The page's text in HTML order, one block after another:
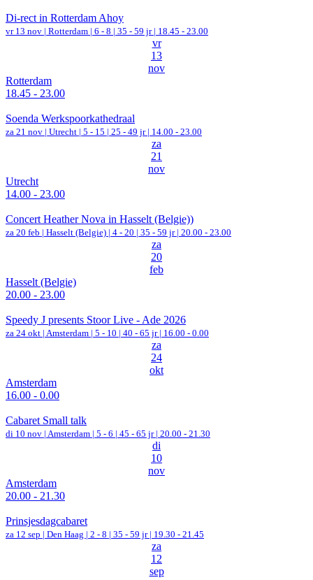
Di-rect in Rotterdam Ahoy
vr 13 nov | Rotterdam | 6 - 8 | 35 - 59 jr | 18.45 - 23.00
vr
13
nov
Rotterdam
18.45 - 23.00
Soenda Werkspoorkathedraal
za 21 nov | Utrecht | 5 - 15 | 25 - 49 jr | 14.00 - 23.00
za
21
nov
Utrecht
14.00 - 23.00
Concert Heather Nova in Hasselt (Belgie))
za 20 feb | Hasselt (Belgie) | 4 - 20 | 35 - 59 jr | 20.00 - 23.00
za
20
feb
Hasselt (Belgie)
20.00 - 23.00
Speedy J presents Stoor Live - Ade 2026
za 24 okt | Amsterdam | 5 - 10 | 40 - 65 jr | 16.00 - 0.00
za
24
okt
Amsterdam
16.00 - 0.00
Cabaret Small talk
di 10 nov | Amsterdam | 5 - 6 | 45 - 65 jr | 20.00 - 21.30
di
10
nov
Amsterdam
20.00 - 21.30
Prinsjesdagcabaret
za 12 sep | Den Haag | 2 - 8 | 35 - 59 jr | 19.30 - 21.45
za
12
sep